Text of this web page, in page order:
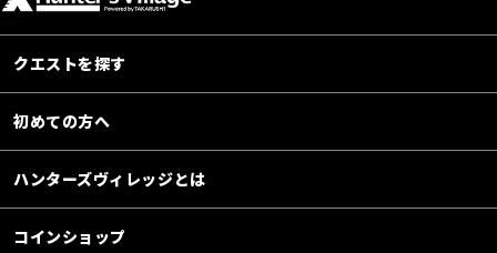
クエストを探す
初めての方へ
ハンターズヴィレッジとは
コインショップ